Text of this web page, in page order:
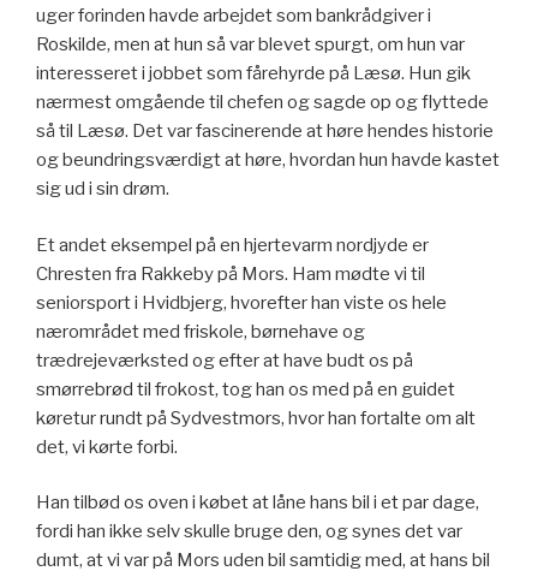
uger forinden havde arbejdet som bankrådgiver i
Roskilde, men at hun så var blevet spurgt, om hun var
interesseret i jobbet som fårehyrde på Læsø. Hun gik
nærmest omgående til chefen og sagde op og flyttede
så til Læsø. Det var fascinerende at høre hendes historie
og beundringsværdigt at høre, hvordan hun havde kastet
sig ud i sin drøm.
Et andet eksempel på en hjertevarm nordjyde er
Chresten fra Rakkeby på Mors. Ham mødte vi til
seniorsport i Hvidbjerg, hvorefter han viste os hele
nærområdet med friskole, børnehave og
trædrejeværksted og efter at have budt os på
smørrebrød til frokost, tog han os med på en guidet
køretur rundt på Sydvestmors, hvor han fortalte om alt
det, vi kørte forbi.
Han tilbød os oven i købet at låne hans bil i et par dage,
fordi han ikke selv skulle bruge den, og synes det var
dumt, at vi var på Mors uden bil samtidig med, at hans bil